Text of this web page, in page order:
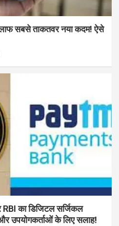
सबसे ताकतवर नया कदम! ऐसे
का डिजिटल सर्जिकल
उपयोगकर्ताओं के लिए सलाह!